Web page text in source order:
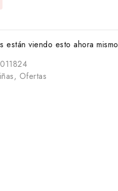
están viendo esto ahora mismo
, Ofertas